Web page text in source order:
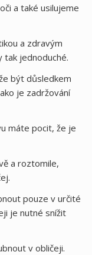
a také usilujeme
a zdravým
tak jednoduché.
být důsledkem
je zadržování
máte pocit, že je
a roztomile,
pouze v určité
je nutné snížit
v obličeji.